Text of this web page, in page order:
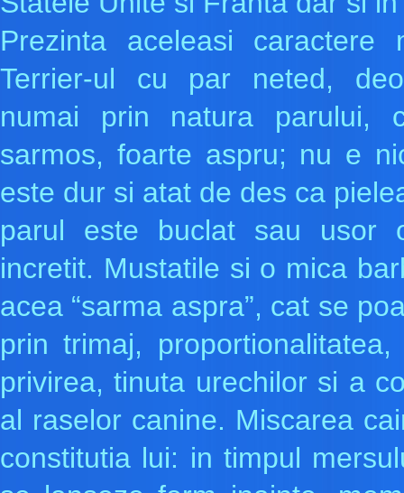
Prezinta aceleasi
Terrier-ul cu par neted,
numai prin natura parului,
sarmos, foarte aspru; nu e
este dur si atat de des ca
parul este buclat sau usor
incretit. Mustatile si o mica
acea “sarma aspra”, cat se
prin trimaj,
privirea, tinuta urechilor si a
al raselor canine. Miscarea
constitutia lui: in timpul